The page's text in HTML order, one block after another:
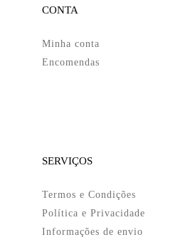
CONTA
Minha conta
Encomendas
SERVIÇOS
Termos e Condições
Política e Privacidade
Informações de envio